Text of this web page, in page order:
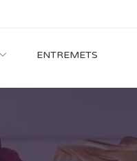
ENTREMETS